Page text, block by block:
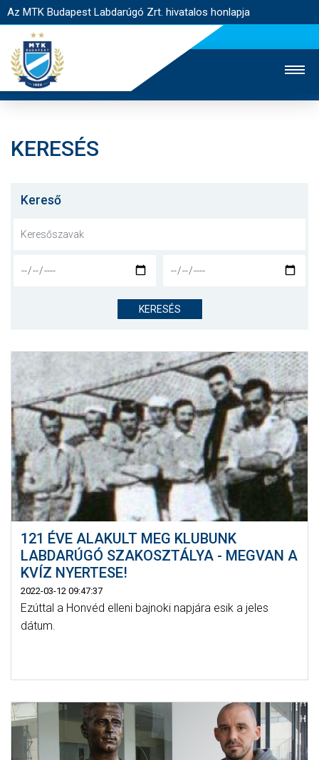
Az MTK Budapest Labdarúgó Zrt. hivatalos honlapja
JEGYÉRTÉKESÍTÉS
NYITÓLAP
CSAPATOK
KLUB
GALÉRIA
SZURKOLÓI ÉLMÉNYEK
AKKREDITÁCIÓ
KERESÉS
Kereső
KERESÉS
121 ÉVE ALAKULT MEG KLUBUNK
LABDARÚGÓ SZAKOSZTÁLYA - MEGVAN A
KVÍZ NYERTESE!
2022-03-12 09:47:37
Ezúttal a Honvéd elleni bajnoki napjára esik a jeles
dátum.